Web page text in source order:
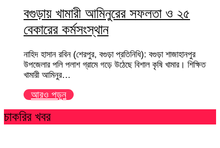
বগুড়ায় খামারী আমিনুরের সফলতা ও ২৫
বেকারের কর্মসংস্থান
নাহিদ হাসান রবিন (শেরপুর, বগুড়া প্রতিনিধি): বগুড়া শাজাহানপুর
উপজেলার পলি পলাশ গ্রামে গড়ে উঠেছে বিশাল কৃষি খামার। শিক্ষিত
খামারী আমিনুর…
আরও পড়ুন
চাকরির খবর